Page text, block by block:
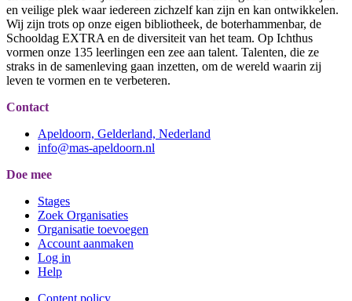
en veilige plek waar iedereen zichzelf kan zijn en kan ontwikkelen.
Wij zijn trots op onze eigen bibliotheek, de boterhammenbar, de
Schooldag EXTRA en de diversiteit van het team. Op Ichthus
vormen onze 135 leerlingen een zee aan talent. Talenten, die ze
straks in de samenleving gaan inzetten, om de wereld waarin zij
leven te vormen en te verbeteren.
Contact
Apeldoorn, Gelderland, Nederland
info@mas-apeldoorn.nl
Doe mee
Stages
Zoek Organisaties
Organisatie toevoegen
Account aanmaken
Log in
Help
Content policy